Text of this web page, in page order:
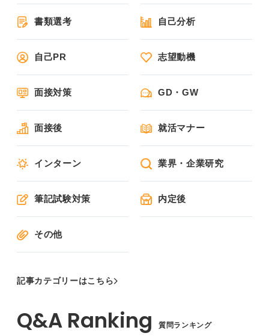
書類選考 自己分析
自己PR 志望動機
面接対策 GD・GW
面接後 就活マナー
インターン 業界・企業研究
筆記試験対策 内定後
その他
記事カテゴリーはこちら
質問ランキング